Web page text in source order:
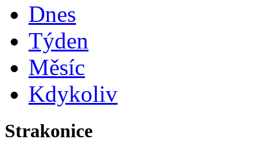
Dnes
Týden
Měsíc
Kdykoliv
Strakonice